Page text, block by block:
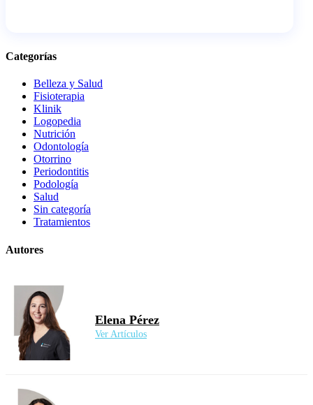
Categorías
Belleza y Salud
Fisioterapia
Klinik
Logopedia
Nutrición
Odontología
Otorrino
Periodontitis
Podología
Salud
Sin categoría
Tratamientos
Autores
Elena Pérez
Ver Artículos